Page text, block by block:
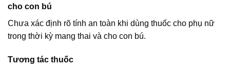
cho con bú
Chưa xác định rõ tính an toàn khi dùng thuốc cho phụ nữ
trong thời kỳ mang thai và cho con bú.
Tương tác thuốc